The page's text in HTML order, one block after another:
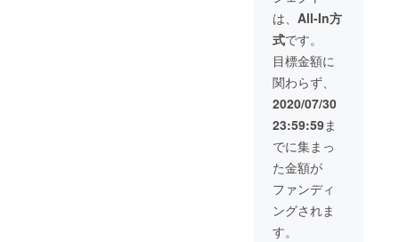
よって
表示で
場合が
ありま
す。 ※
誹謗中
傷・ハ
ラスメ
ントを
含むと
思われ
る文字
列の場
合は、
CAMPF
ムを15
内でご
記入く
ださ
い。 ※
後日、
ご記入
いただ
名前を
変更す
はでき
ギオ」
スペ
シャル
サンク
ス掲載
権 ・お
イキン
グ動
画 限
定視聴
URL
（送料
込みの
イズ：
横
48cm×
縦
40cm×
マチ
15cm/
ロゴサ
イズ直
径10
㎝) 1
枚 ※カ
ラーは
「ナ
チュラ
は、 All-In方
式です。
目標金額に
関わらず、
2020/07/30
23:59:59ま
でに集まっ
た金額が
ファンディ
ングされま
す。